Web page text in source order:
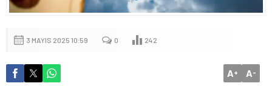
3 MAYIS 2025 10:59 0 242
A+ A-